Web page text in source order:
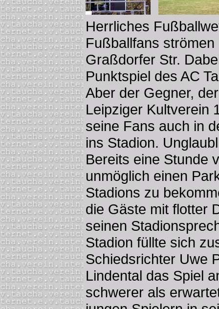
Herrliches
Fußballfans
Graßdorfer Str.
Punktspiel des AC
Aber der Gegner,
Leipziger Kultverein
seine Fans auch in
ins Stadion.
Bereits eine Stunde
unmöglich einen
Stadions zu
die Gäste mit flotter
seinen
Stadion füllte sich
Schiedsrichter Uwe
Lindental das Spiel
schwerer als